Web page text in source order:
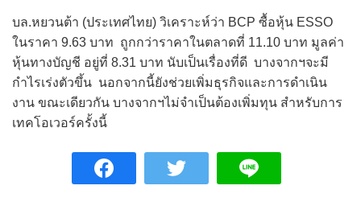
บล.หยวนต้า (ประเทศไทย) วิเคราะห์ว่า BCP ซื้อหุ้น ESSO
ในราคา 9.63 บาท ถูกกว่าราคาในตลาดที่ 11.10 บาท มูลค่า
หุ้นทางบัญชี อยู่ที่ 8.31 บาท นับเป็นเรื่องที่ดี บางจากฯจะมี
กำไรเร่งตัวขึ้น นอกจากนี้ยังช่วยเพิ่มธุรกิจและการดำเนิน
งาน ขณะเดียวกัน บางจากฯไม่จำเป็นต้องเพิ่มทุน สำหรับการ
เทคโอเวอร์ครั้งนี้